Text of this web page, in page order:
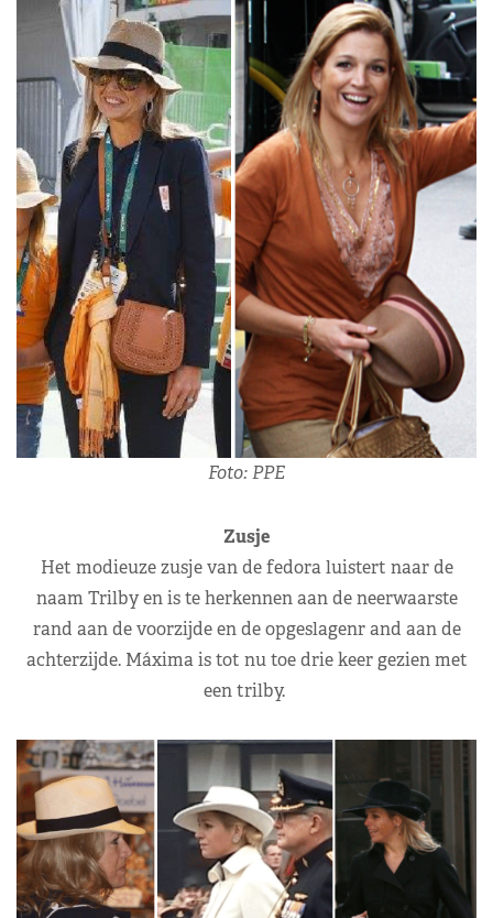
Foto: PPE
Zusje
Het modieuze zusje van de fedora luistert naar de
naam Trilby en is te herkennen aan de neerwaarste
rand aan de voorzijde en de opgeslagenr and aan de
achterzijde. Máxima is tot nu toe drie keer gezien met
een trilby.